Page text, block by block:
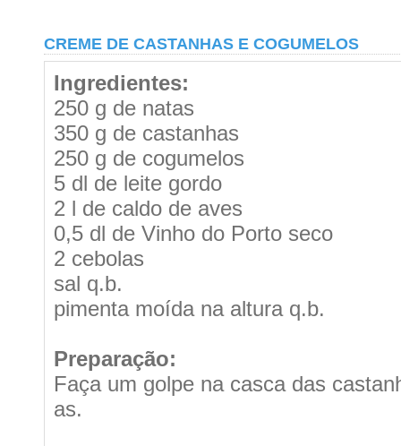
CREME DE CASTANHAS E COGUMELOS
Ingredientes:
250 g de natas
350 g de castanhas
250 g de cogumelos
5 dl de leite gordo
2 l de caldo de aves
0,5 dl de Vinho do Porto seco
2 cebolas
sal q.b.
pimenta moída na altura q.b.
Preparação:
Faça um golpe na casca das
as.